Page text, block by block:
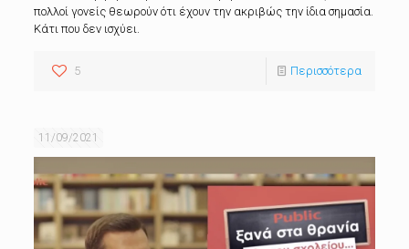
πολλοί γονείς θεωρούν ότι έχουν την ακριβώς την ίδια σημασία.
Κάτι που δεν ισχύει.
5 Περισσότερα
11/09/2021